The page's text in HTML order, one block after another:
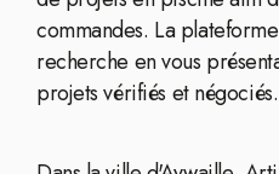
commandes. La
recherche en vous
projets vérifiés et négociés.